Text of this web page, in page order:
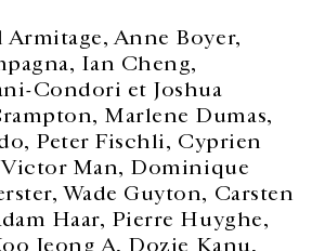
Anne Boyer,
Ian Cheng,
Condori et Joshua
Marlene Dumas,
Peter Fischli, Cyprien
Victor Man, Dominique
Wade Guyton, Carsten
Haar, Pierre Huyghe,
Jeong A, Dozie Kanu,